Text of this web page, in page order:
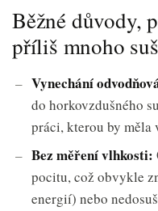
Běžné důvody,
příliš mnoho
Vynechání
do horkovzdušného
práci, kterou by měla
Bez měření vlhkosti:
pocitu, což obvykle
energií) nebo